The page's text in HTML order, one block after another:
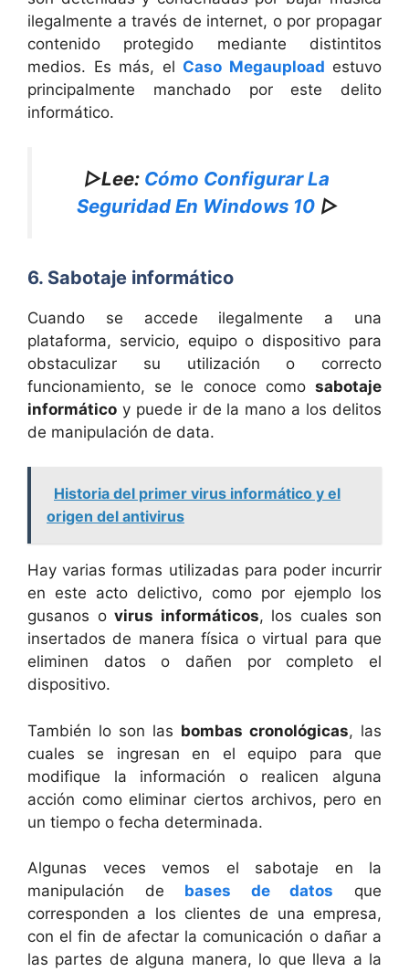
ilegalmente a través de internet, o por propagar
contenido protegido mediante distintitos
medios. Es más, el Caso Megaupload estuvo
principalmente manchado por este delito
informático.
▷Lee: Cómo Configurar La
Seguridad En Windows 10 ▷
6. Sabotaje informático
Cuando se accede ilegalmente a una
plataforma, servicio, equipo o dispositivo para
obstaculizar su utilización o correcto
funcionamiento, se le conoce como sabotaje
informático y puede ir de la mano a los delitos
de manipulación de data.
Historia del primer virus informático y el
origen del antivirus
Hay varias formas utilizadas para poder incurrir
en este acto delictivo, como por ejemplo los
gusanos o virus informáticos, los cuales son
insertados de manera física o virtual para que
eliminen datos o dañen por completo el
dispositivo.
También lo son las bombas cronológicas, las
cuales se ingresan en el equipo para que
modifique la información o realicen alguna
acción como eliminar ciertos archivos, pero en
un tiempo o fecha determinada.
Algunas veces vemos el sabotaje en la
manipulación de bases de datos que
corresponden a los clientes de una empresa,
con el fin de afectar la comunicación o dañar a
las partes de alguna manera, lo que lleva a la